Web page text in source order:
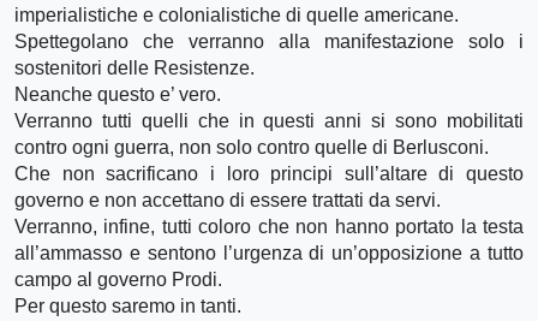
imperialistiche e colonialistiche di quelle americane.
Spettegolano che verranno alla manifestazione solo i
sostenitori delle Resistenze.
Neanche questo e’ vero.
Verranno tutti quelli che in questi anni si sono mobilitati
contro ogni guerra, non solo contro quelle di Berlusconi.
Che non sacrificano i loro principi sull’altare di questo
governo e non accettano di essere trattati da servi.
Verranno, infine, tutti coloro che non hanno portato la testa
all’ammasso e sentono l’urgenza di un’opposizione a tutto
campo al governo Prodi.
Per questo saremo in tanti.